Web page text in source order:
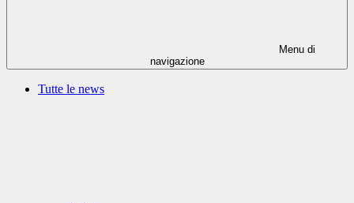
Menu di
navigazione
Tutte le news